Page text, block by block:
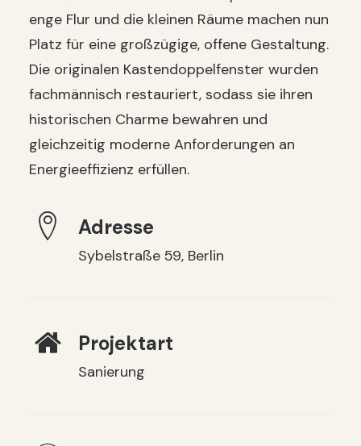
enge Flur und die kleinen Räume machen nun
Platz für eine großzügige, offene Gestaltung.
Die originalen Kastendoppelfenster wurden
fachmännisch restauriert, sodass sie ihren
historischen Charme bewahren und
gleichzeitig moderne Anforderungen an
Energieeffizienz erfüllen.
Adresse
Sybelstraße 59, Berlin
Projektart
Sanierung